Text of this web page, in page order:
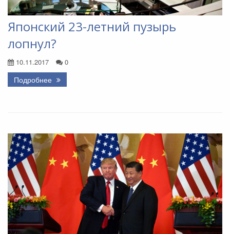
Японский 23-летний пузырь
лопнул?
10.11.2017 0
Подробнее